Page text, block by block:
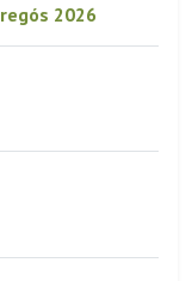
2026